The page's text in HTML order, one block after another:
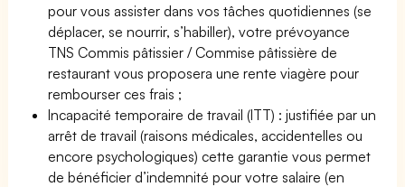
pour vous assister dans vos tâches quotidiennes (se
déplacer, se nourrir, s’habiller), votre prévoyance
TNS Commis pâtissier / Commise pâtissière de
restaurant vous proposera une rente viagère pour
rembourser ces frais ;
Incapacité temporaire de travail (ITT) : justifiée par un
arrêt de travail (raisons médicales, accidentelles ou
encore psychologiques) cette garantie vous permet
de bénéficier d’indemnité pour votre salaire (en